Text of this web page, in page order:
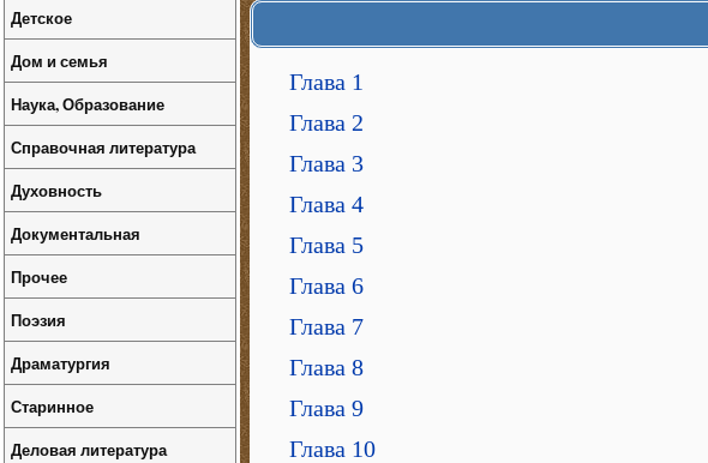
Глава 1
Глава 2
Глава 3
Глава 4
Глава 5
Глава 6
Глава 7
Глава 8
Глава 9
Глава 10
Детское
Дом и семья
Наука, Образование
Справочная литература
Духовность
Документальная
Прочее
Поэзия
Драматургия
Старинное
Деловая литература